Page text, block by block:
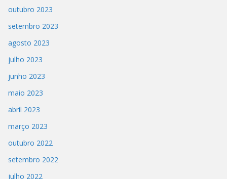
outubro 2023
setembro 2023
agosto 2023
julho 2023
junho 2023
maio 2023
abril 2023
março 2023
outubro 2022
setembro 2022
julho 2022